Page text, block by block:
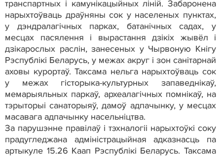
транспартных і камунікацыйных ліній. Забаронена
нарыхтоўваць драўняны сок у населеных пунктах,
у дэндралагічных парках, батанічных садах, у
месцах пасялення і вырастання дзікіх жывёл і
дзікарослых раслін, занесеных у Чырвоную Кнігу
Рэспублікі Беларусь, у межах акруг і зон санітарнай
аховы курортаў. Таксама нельга нарыхтоўваць сок
у межах гісторыка-культурных запаведнікаў,
мемарыяльных паркаў, археалагічных помнікаў, на
тэрыторыі санаторыяў, дамоў адпачынку, у месцах
масавага адпачынку насельніцтва.
За парушэнне правілаў і тэхналогіі нарыхтоўкі соку
прадугледжана адміністрацыйная адказнасць па
артыкуле 15.26 Каап Рэспублікі Беларусь. Таксама